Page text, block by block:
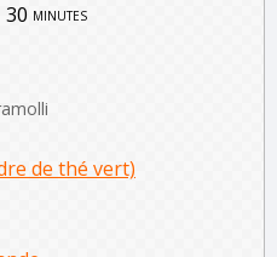
30 minutes
de thé vert)